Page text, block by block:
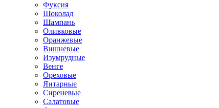
Фуксия
Шоколад
Шампань
Оливковые
Оранжевые
Вишневые
Изумрудные
Венге
Ореховые
Янтарные
Сиреневые
Салатовые